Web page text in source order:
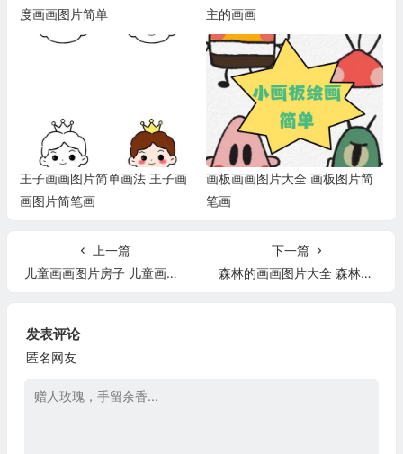
度画画图片简单
主的画画
王子画画图片简单画法 王子画
画图片简笔画
画板画画图片大全 画板图片简
笔画
上一篇
儿童画画图片房子 儿童画画入门图片
下一篇
森林的画画图片大全 森林的画画作品图片
发表评论
匿名网友